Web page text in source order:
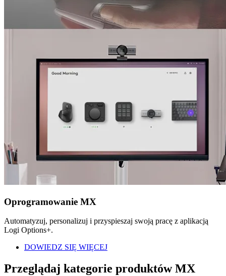
Oprogramowanie MX
Automatyzuj, personalizuj i przyspieszaj swoją pracę z aplikacją
Logi Options+.
DOWIEDZ SIĘ WIĘCEJ
Przeglądaj kategorie produktów MX